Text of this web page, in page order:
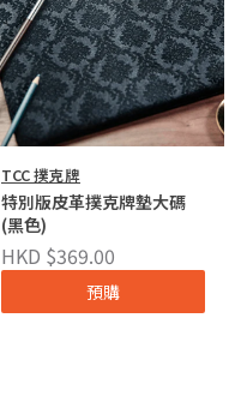
TCC 撲克牌
特別版皮革撲克牌墊大碼
(黑色)
HKD $369.00
預購